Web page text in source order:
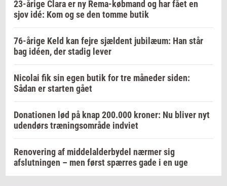
23-årige Clara er ny Rema-købmand og har fået en
sjov idé: Kom og se den tomme butik
76-årige Keld kan fejre sjældent jubilæum: Han står
bag idéen, der stadig lever
Nicolai fik sin egen butik for tre måneder siden:
Sådan er starten gået
Donationen lød på knap 200.000 kroner: Nu bliver nyt
udendørs træningsområde indviet
Renovering af middelalderbydel nærmer sig
afslutningen – men først spærres gade i en uge